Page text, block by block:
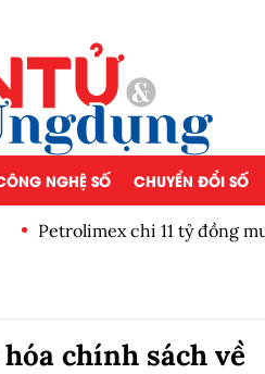
NGHỆ SỐ CHUYỂN ĐỔI SỐ
Petrolimex chi 11 tỷ đồng
chính sách về